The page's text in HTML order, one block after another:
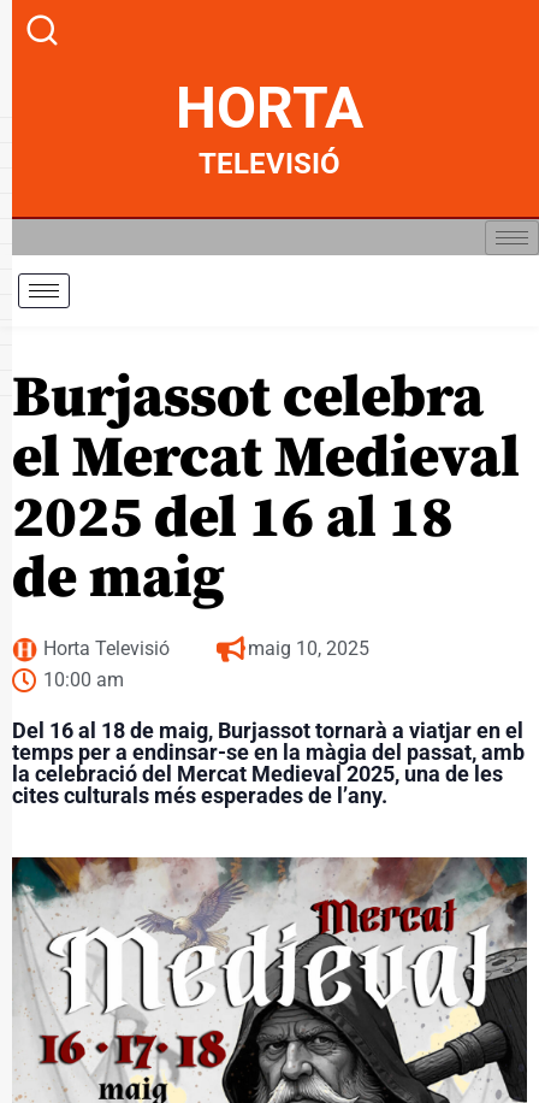
HORTA
TELEVISIÓ
Burjassot celebra
el Mercat Medieval
2025 del 16 al 18
de maig
Horta Televisió
maig 10, 2025
10:00 am
Del 16 al 18 de maig, Burjassot tornarà a viatjar en el
temps per a endinsar-se en la màgia del passat, amb
la celebració del Mercat Medieval 2025, una de les
cites culturals més esperades de l’any.